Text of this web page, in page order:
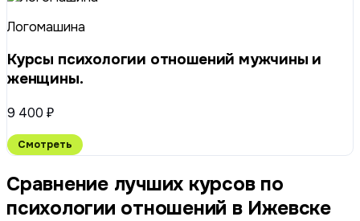
Логомашина
Курсы психологии отношений мужчины и
женщины.
9 400 ₽
Смотреть
Сравнение лучших курсов по
психологии отношений в Ижевске